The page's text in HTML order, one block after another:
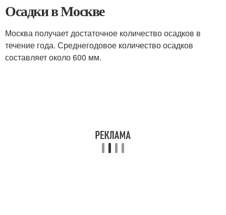
Осадки в Москве
Москва получает достаточное количество осадков в
течение года. Среднегодовое количество осадков
составляет около 600 мм.